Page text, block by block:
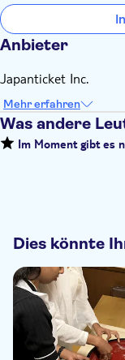
Anbieter
Japanticket Inc.
Mehr erfahren
Was andere
Im Moment gibt es
Dies könnte